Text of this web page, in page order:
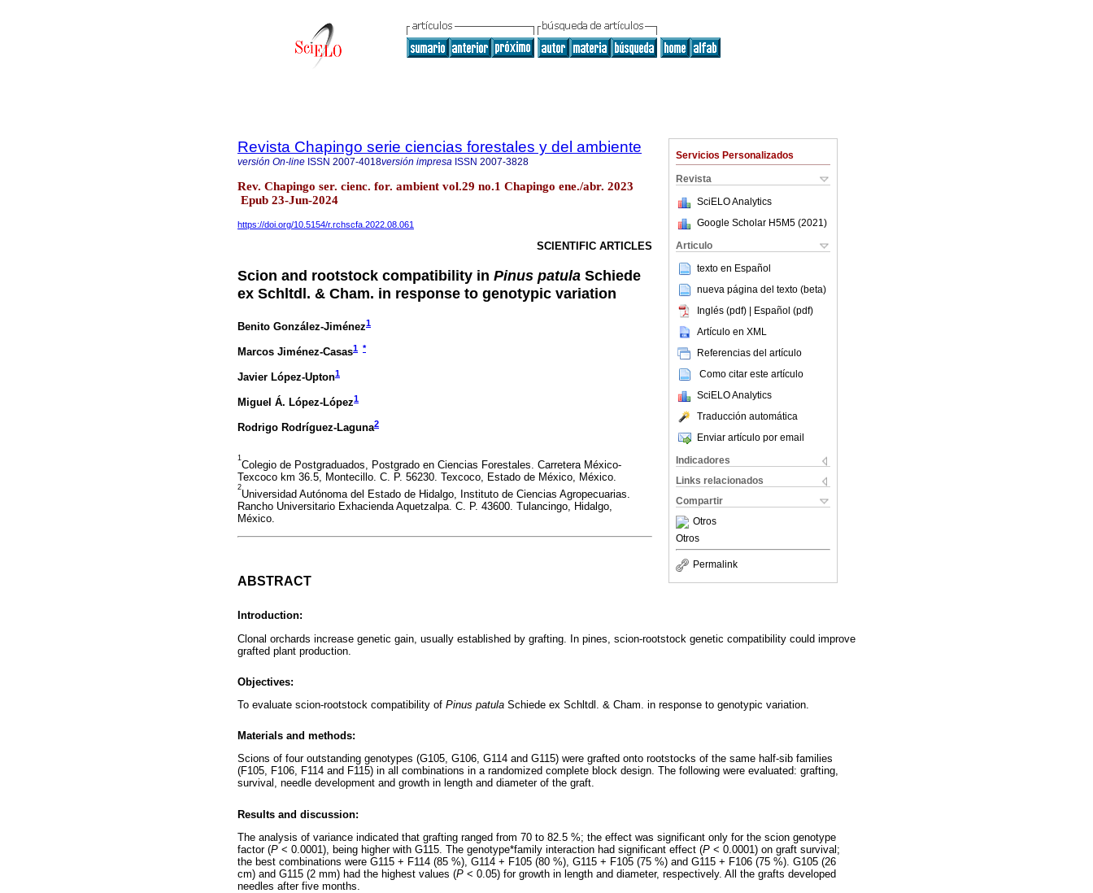
Servicios Personalizados
Revista
SciELO Analytics
Google Scholar H5M5 (2021 )
Articulo
texto en Español
nueva página del texto (beta)
Inglés (pdf) | Español (pdf)
Artículo en XML
Referencias del artículo
Como citar este artículo
SciELO Analytics
Traducción automática
Enviar artículo por email
Indicadores
Links relacionados
Compartir
Otros
Otros
Permalink
Revista Chapingo serie ciencias forestales y del ambiente
versión On-line ISSN 2007-4018versión impresa ISSN 2007-3828
Rev. Chapingo ser. cienc. for. ambient vol.29 no.1 Chapingo ene./abr. 2023
Epub 23-Jun-2024
https://doi.org/10.5154/r.rchscfa.2022.08.061
SCIENTIFIC ARTICLES
Scion and rootstock compatibility in Pinus patula Schiede
ex Schltdl. & Cham. in response to genotypic variation
Benito González-Jiménez1
Marcos Jiménez-Casas1 *
Javier López-Upton1
Miguel Á. López-López1
Rodrigo Rodríguez-Laguna2
1
Colegio de Postgraduados, Postgrado en Ciencias Forestales. Carretera México-
Texcoco km 36.5, Montecillo. C. P. 56230. Texcoco, Estado de México, México.
2
Universidad Autónoma del Estado de Hidalgo, Instituto de Ciencias Agropecuarias.
Rancho Universitario Exhacienda Aquetzalpa. C. P. 43600. Tulancingo, Hidalgo,
México.
ABSTRACT
Introduction:
Clonal orchards increase genetic gain, usually established by grafting. In pines, scion-rootstock genetic compatibility could improve
grafted plant production.
Objectives:
To evaluate scion-rootstock compatibility of Pinus patula Schiede ex Schltdl. & Cham. in response to genotypic variation.
Materials and methods:
Scions of four outstanding genotypes (G105, G106, G114 and G115) were grafted onto rootstocks of the same half-sib families
(F105, F106, F114 and F115) in all combinations in a randomized complete block design. The following were evaluated: grafting,
survival, needle development and growth in length and diameter of the graft.
Results and discussion:
The analysis of variance indicated that grafting ranged from 70 to 82.5 %; the effect was significant only for the scion genotype
factor (P < 0.0001), being higher with G115. The genotype*family interaction had significant effect (P < 0.0001) on graft survival;
the best combinations were G115 + F114 (85 %), G114 + F105 (80 %), G115 + F105 (75 %) and G115 + F106 (75 %). G105 (26
cm) and G115 (2 mm) had the highest values (P < 0.05) for growth in length and diameter, respectively. All the grafts developed
needles after five months.